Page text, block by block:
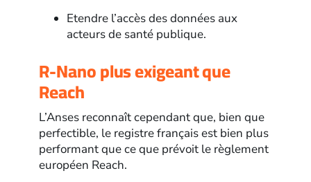
Etendre l’accès des données aux
acteurs de santé publique.
R-Nano plus exigeant que
Reach
L’Anses reconnaît cependant que, bien que
perfectible, le registre français est bien plus
performant que ce que prévoit le règlement
européen Reach.